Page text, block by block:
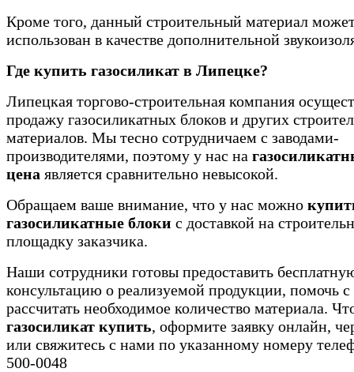
Кроме того, данный строительный материал
использован в качестве дополнительной
Где купить газосиликат в Липецке?
Липецкая торгово-строительная компания
продажу газосиликатных блоков и других
материалов. Мы тесно сотрудничаем с заводами-
производителями, поэтому у нас на
цена является сравнительно невысокой.
Обращаем ваше внимание, что у нас можно
газосиликатные блоки с доставкой на
площадку заказчика.
Наши сотрудники готовы предоставить
консультацию о реализуемой продукции, помочь
рассчитать необходимое количество материала.
газосиликат купить, оформите заявку онлайн,
или свяжитесь с нами по указанному номеру
500-0048